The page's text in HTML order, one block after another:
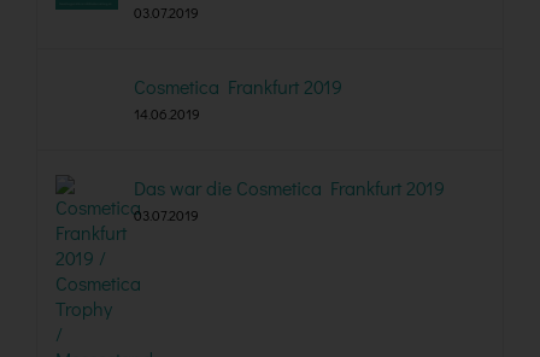
03.07.2019
Cosmetica Frankfurt 2019
14.06.2019
Das war die Cosmetica Frankfurt 2019
03.07.2019